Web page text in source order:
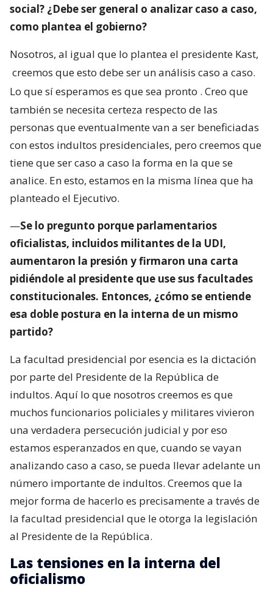
social? ¿Debe ser general o analizar caso a caso,
como plantea el gobierno?
Nosotros, al igual que lo plantea el presidente Kast,
creemos que esto debe ser un análisis caso a caso.
Lo que sí esperamos es que sea pronto . Creo que
también se necesita certeza respecto de las
personas que eventualmente van a ser beneficiadas
con estos indultos presidenciales, pero creemos que
tiene que ser caso a caso la forma en la que se
analice. En esto, estamos en la misma línea que ha
planteado el Ejecutivo.
—Se lo pregunto porque parlamentarios
oficialistas, incluidos militantes de la UDI,
aumentaron la presión y firmaron una carta
pidiéndole al presidente que use sus facultades
constitucionales. Entonces, ¿cómo se entiende
esa doble postura en la interna de un mismo
partido?
La facultad presidencial por esencia es la dictación
por parte del Presidente de la República de
indultos. Aquí lo que nosotros creemos es que
muchos funcionarios policiales y militares vivieron
una verdadera persecución judicial y por eso
estamos esperanzados en que, cuando se vayan
analizando caso a caso, se pueda llevar adelante un
número importante de indultos. Creemos que la
mejor forma de hacerlo es precisamente a través de
la facultad presidencial que le otorga la legislación
al Presidente de la República.
Las tensiones en la interna del
oficialismo